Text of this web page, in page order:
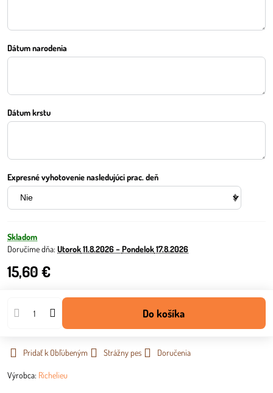
Dátum narodenia
Dátum krstu
Expresné vyhotovenie nasledujúci prac. deň
Skladom
Doručíme dňa: Utorok11.8.2026 − Pondelok17.8.2026
15,60 €
Do košíka
Pridať k Obľúbeným Strážny pes Doručenia
Výrobca: Richelieu